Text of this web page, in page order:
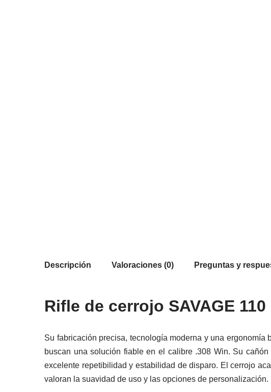
Descripción Valoraciones (0) Preguntas y
Rifle de cerrojo SAVAGE
Su fabricación precisa, tecnología moderna y una
buscan una solución fiable en el calibre .308 Win. Su
excelente repetibilidad y estabilidad de disparo. El cerrojo
valoran la suavidad de uso y las opciones de personalización.